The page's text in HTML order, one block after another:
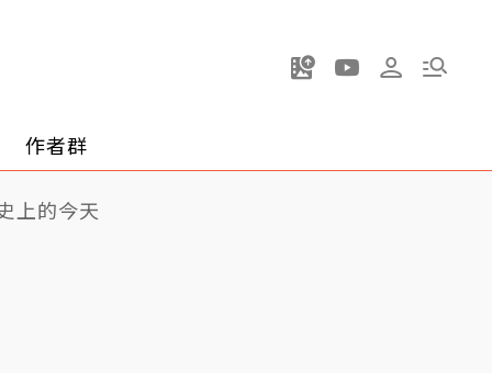
作者群
上的今天